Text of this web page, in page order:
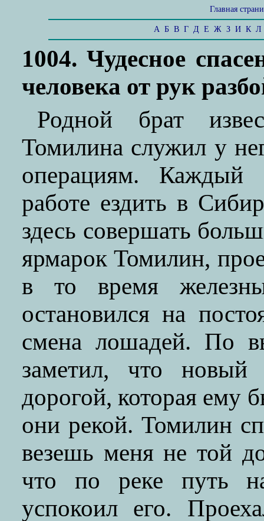
Главная
А Б В Г Д Е Ж З И К Л
1004. Чудесное
человека от рук
Родной брат
Томилина служил у
операциям. Каждый
работе ездить в
здесь совершать
ярмарок Томилин,
в то время
остановился на
смена лошадей. По
заметил, что
дорогой, которая ему
они рекой. Томилин
везешь меня не той
что по реке путь
успокоил его.